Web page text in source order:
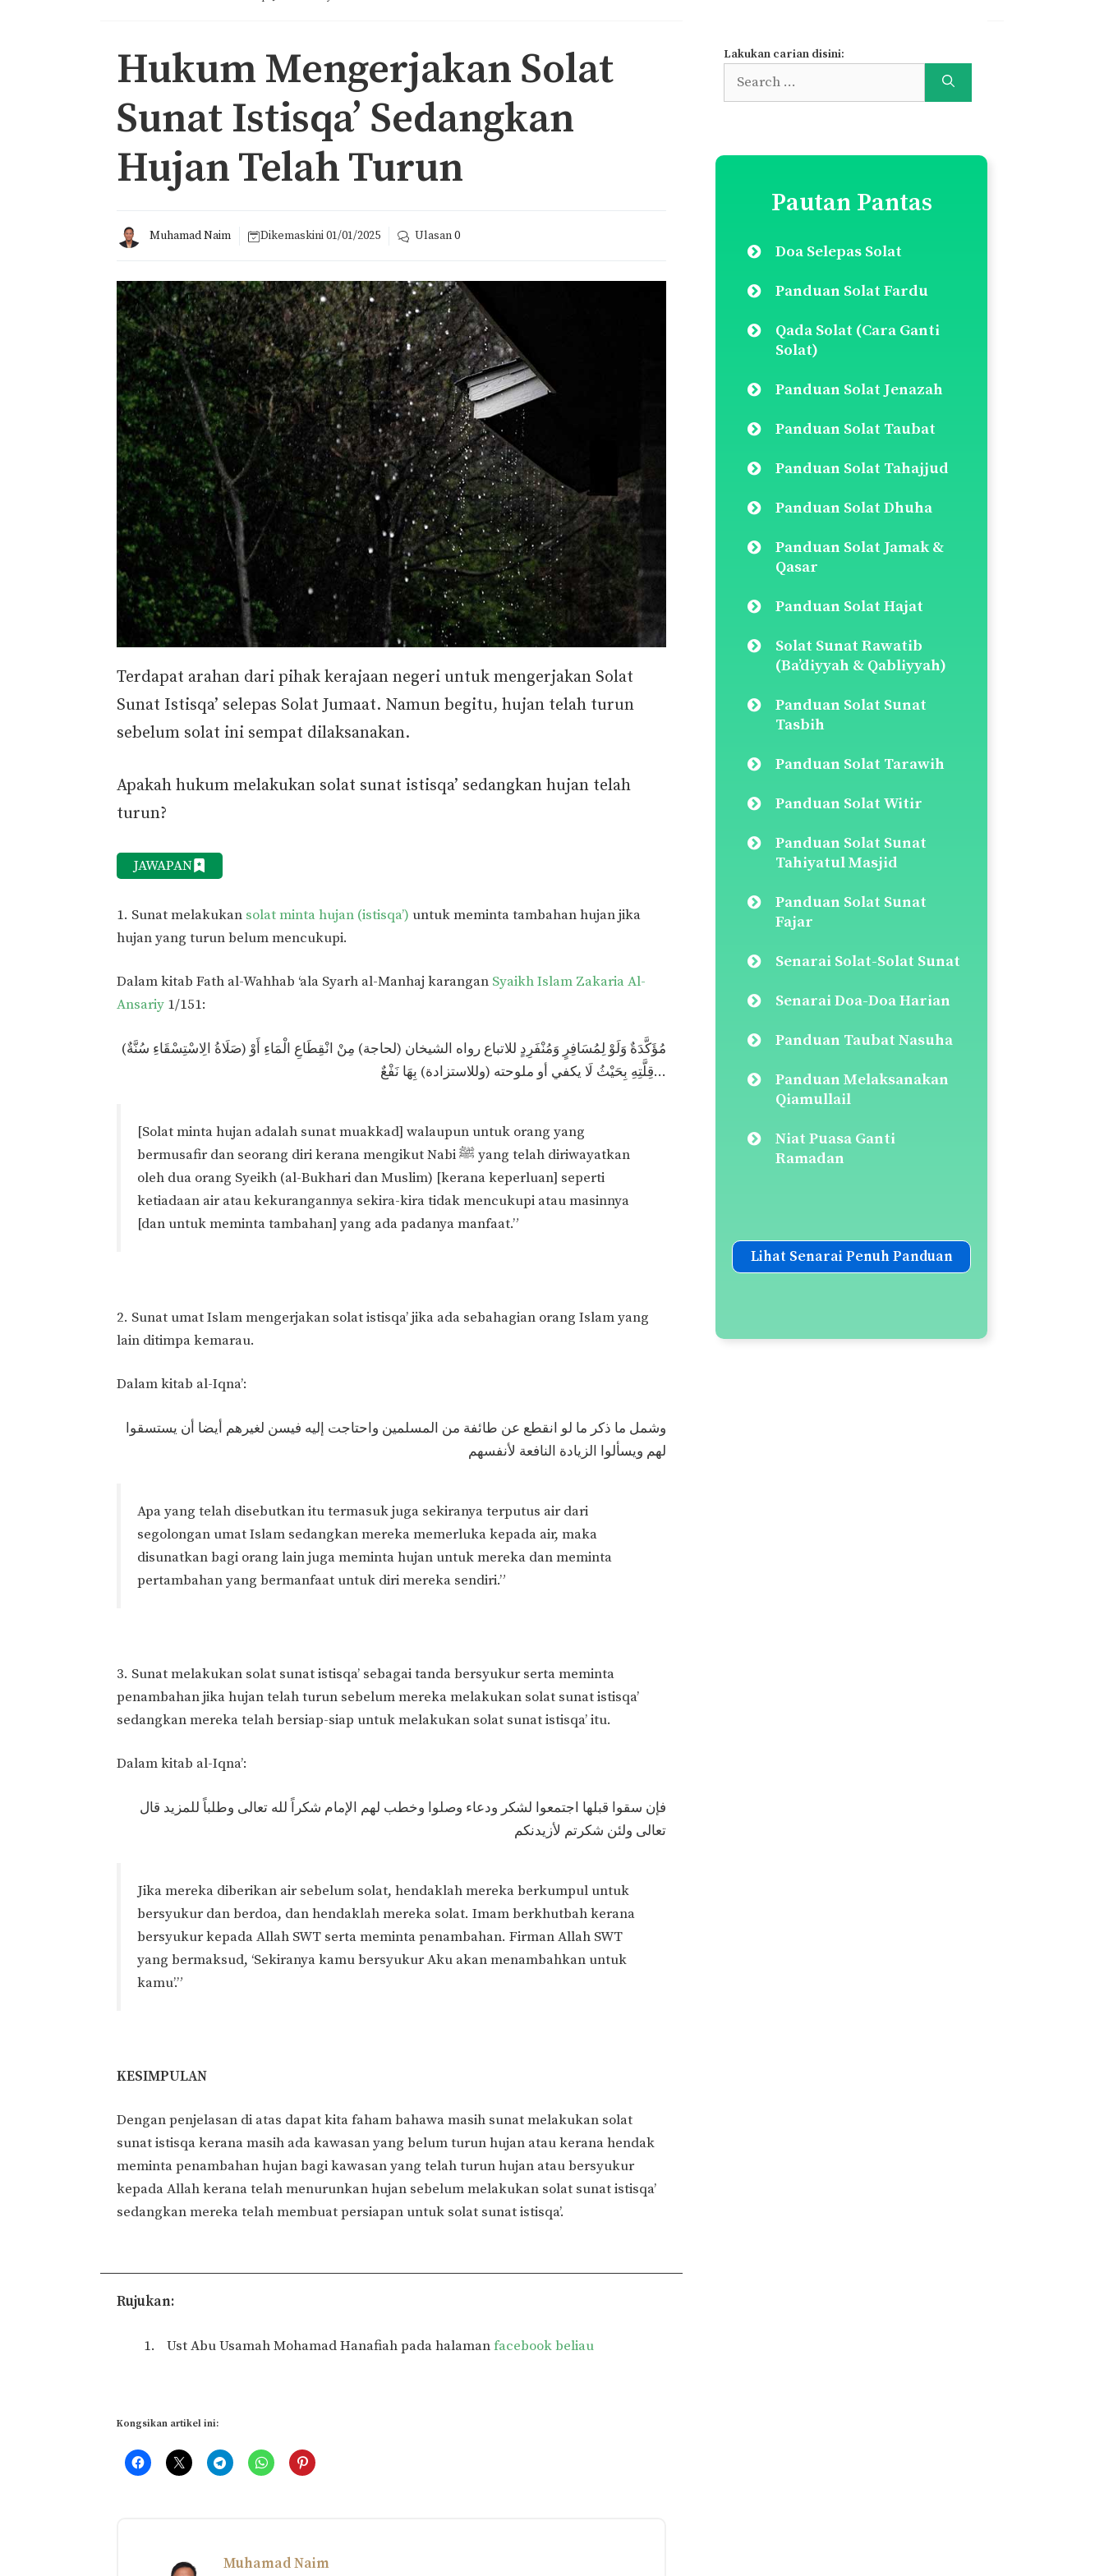
Hukum Mengerjakan Solat
Sunat Istisqa’ Sedangkan
Hujan Telah Turun
Muhamad Naim Dikemaskini01/01/2025 Ulasan0
Terdapat arahan dari pihak kerajaan negeri untuk mengerjakan Solat
Sunat Istisqa’ selepas Solat Jumaat. Namun begitu, hujan telah turun
sebelum solat ini sempat dilaksanakan.
Apakah hukum melakukan solat sunat istisqa’ sedangkan hujan telah
turun?
JAWAPAN
1. Sunat melakukan solat minta hujan (istisqa’) untuk meminta tambahan hujan jika
hujan yang turun belum mencukupi.
Dalam kitab Fath al-Wahhab ‘ala Syarh al-Manhaj karangan Syaikh Islam Zakaria Al-
Ansariy 1/151:
(صَلَاةُ الِاسْتِسْقَاءِ سُنَّةٌ) مُؤَكَّدَةٌ وَلَوْ لِمُسَافِرٍ وَمُنْفَرِدٍ للاتباع رواه الشيخان (لحاجة) مِنْ انْقِطَاعِ الْمَاءِ أَوْ
قِلَّتِهِ بِحَيْثُ لَا يكفي أو ملوحته (وللاستزادة) بِهَا نَفْعٌ…
[Solat minta hujan adalah sunat muakkad] walaupun untuk orang yang
bermusafir dan seorang diri kerana mengikut Nabi ﷺ yang telah diriwayatkan
oleh dua orang Syeikh (al-Bukhari dan Muslim) [kerana keperluan] seperti
ketiadaan air atau kekurangannya sekira-kira tidak mencukupi atau masinnya
[dan untuk meminta tambahan] yang ada padanya manfaat.”
2. Sunat umat Islam mengerjakan solat istisqa’ jika ada sebahagian orang Islam yang
lain ditimpa kemarau.
Dalam kitab al-Iqna’:
وشمل ما ذكر ما لو انقطع عن طائفة من المسلمين واحتاجت إليه فيسن لغيرهم أيضا أن يستسقوا
لهم ويسألوا الزيادة النافعة لأنفسهم
Apa yang telah disebutkan itu termasuk juga sekiranya terputus air dari
segolongan umat Islam sedangkan mereka memerluka kepada air, maka
disunatkan bagi orang lain juga meminta hujan untuk mereka dan meminta
pertambahan yang bermanfaat untuk diri mereka sendiri.”
3. Sunat melakukan solat sunat istisqa’ sebagai tanda bersyukur serta meminta
penambahan jika hujan telah turun sebelum mereka melakukan solat sunat istisqa’
sedangkan mereka telah bersiap-siap untuk melakukan solat sunat istisqa’ itu.
Dalam kitab al-Iqna’:
فإن سقوا قبلها اجتمعوا لشكر ودعاء وصلوا وخطب لهم الإمام شكراً لله تعالى وطلباً للمزيد قال
تعالى ولئن شكرتم لأزيدنكم
Jika mereka diberikan air sebelum solat, hendaklah mereka berkumpul untuk
bersyukur dan berdoa, dan hendaklah mereka solat. Imam berkhutbah kerana
bersyukur kepada Allah SWT serta meminta penambahan. Firman Allah SWT
yang bermaksud, ‘Sekiranya kamu bersyukur Aku akan menambahkan untuk
kamu’.”
KESIMPULAN
Dengan penjelasan di atas dapat kita faham bahawa masih sunat melakukan solat
sunat istisqa kerana masih ada kawasan yang belum turun hujan atau kerana hendak
meminta penambahan hujan bagi kawasan yang telah turun hujan atau bersyukur
kepada Allah kerana telah menurunkan hujan sebelum melakukan solat sunat istisqa’
sedangkan mereka telah membuat persiapan untuk solat sunat istisqa’.
Rujukan:
Ust Abu Usamah Mohamad Hanafiah pada halamanfacebook beliau
Kongsikan artikel ini:
Muhamad Naim
Lakukan carian disini:
Search
for:
Pautan Pantas
Doa Selepas Solat
Panduan Solat Fardu
Qada Solat (Cara Ganti
Solat)
Panduan Solat Jenazah
Panduan Solat Taubat
Panduan Solat Tahajjud
Panduan Solat Dhuha
Panduan Solat Jamak &
Qasar
Panduan Solat Hajat
Solat Sunat Rawatib
(Ba’diyyah & Qabliyyah)
Panduan Solat Sunat
Tasbih
Panduan Solat Tarawih
Panduan Solat Witir
Panduan Solat Sunat
Tahiyatul Masjid
Panduan Solat Sunat
Fajar
Senarai Solat-Solat Sunat
Senarai Doa-Doa Harian
Panduan Taubat Nasuha
Panduan Melaksanakan
Qiamullail
Niat Puasa Ganti
Ramadan
Lihat Senarai Penuh Panduan